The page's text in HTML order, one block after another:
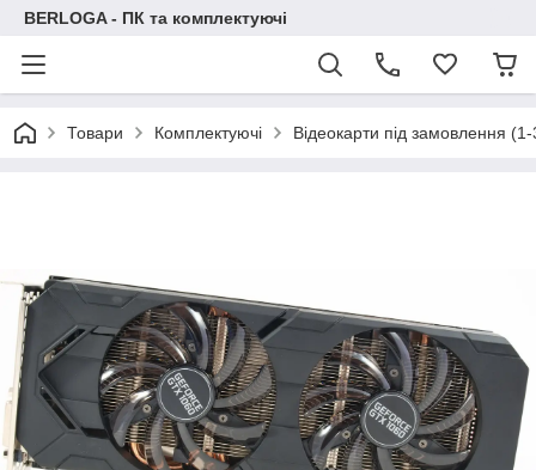
BERLOGA - ПК та комплектуючі
Товари Комплектуючі Відеокарти під замовлення (1-